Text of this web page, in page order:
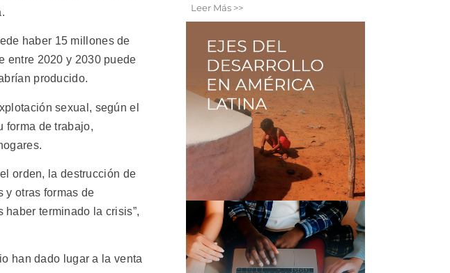
haber 15 millones de
entre 2020 y 2030 puede
producido.
sexual, según el
forma de trabajo,
orden, la destrucción de
y otras formas de
terminado la crisis”,
han dado lugar a la venta
Leer Más >>